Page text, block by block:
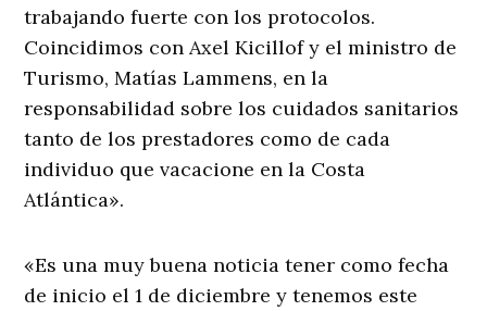
trabajando fuerte con los protocolos.
Coincidimos con Axel Kicillof y el ministro de
Turismo, Matías Lammens, en la
responsabilidad sobre los cuidados sanitarios
tanto de los prestadores como de cada
individuo que vacacione en la Costa
Atlántica».
«Es una muy buena noticia tener como fecha
de inicio el 1 de diciembre y tenemos este